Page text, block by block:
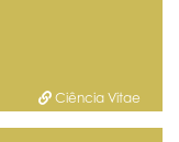
Ciência Vitae